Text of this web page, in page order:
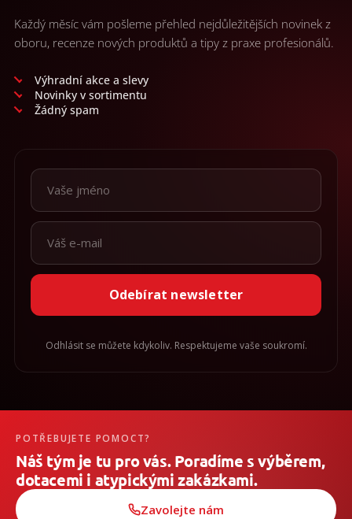
Každý měsíc vám pošleme přehled nejdůležitějších novinek z
oboru, recenze nových produktů a tipy z praxe profesionálů.
Výhradní akce a slevy
Novinky v sortimentu
Žádný spam
Odebírat newsletter
Odhlásit se můžete kdykoliv. Respektujeme vaše soukromí.
POTŘEBUJETE POMOCT?
Náš tým je tu pro vás. Poradíme s výběrem,
dotacemi i atypickými zakázkami.
Zavolejte nám